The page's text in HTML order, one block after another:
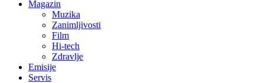
Magazin
Muzika
Zanimljivosti
Film
Hi-tech
Zdravlje
Emisije
Servis